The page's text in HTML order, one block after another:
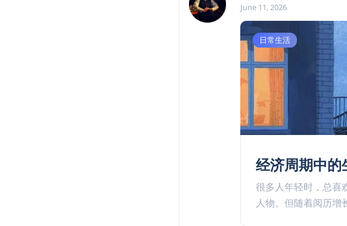
June 11, 2026
好文收藏
日常生活
经济周期中的
很多人年轻时，总喜
人物。但随着阅历增